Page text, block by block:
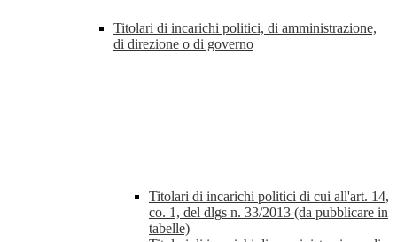
Titolari di incarichi politici, di amministrazione,
di direzione o di governo
Titolari di incarichi politici di cui all'art. 14,
co. 1, del dlgs n. 33/2013 (da pubblicare in
tabelle)